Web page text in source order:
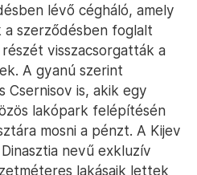
lévő cégháló, amely
szerződésben foglalt
visszacsorgatták a
A gyanú szerint
is, akik egy
lakópark felépítésén
mosni a pénzt. A Kijev
nevű exkluzív
lakásaik lettek